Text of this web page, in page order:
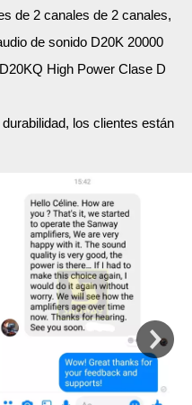
de 2 canales de 2 canales,
de sonido D20K 20000
High Power Clase D
los clientes están